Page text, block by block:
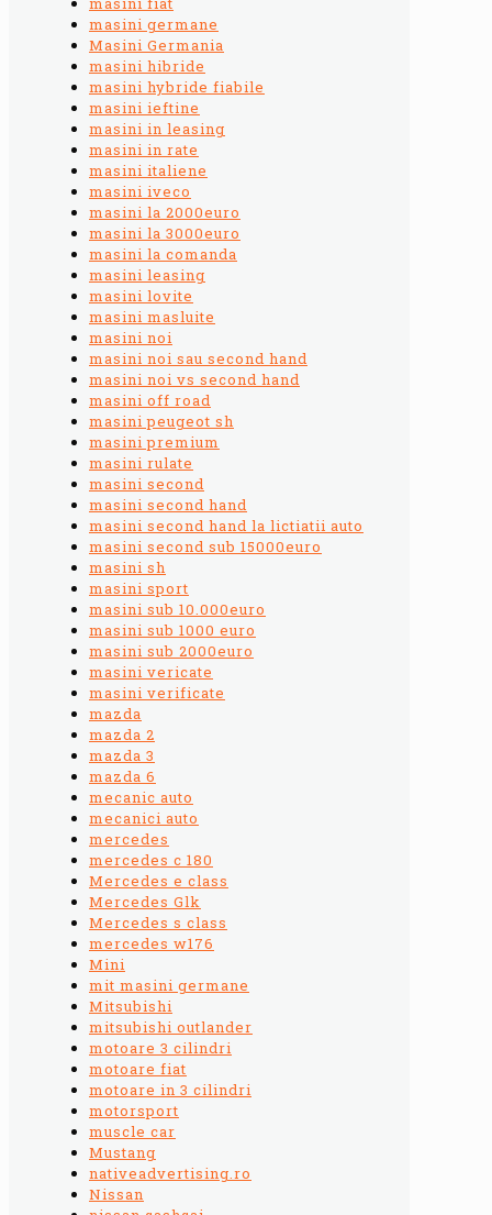
masini germane
Masini Germania
masini hibride
masini hybride fiabile
masini ieftine
masini in leasing
masini in rate
masini italiene
masini iveco
masini la 2000euro
masini la 3000euro
masini la comanda
masini leasing
masini lovite
masini masluite
masini noi
masini noi sau second hand
masini noi vs second hand
masini off road
masini peugeot sh
masini premium
masini rulate
masini second
masini second hand
masini second hand la lictiatii auto
masini second sub 15000euro
masini sh
masini sport
masini sub 10.000euro
masini sub 1000 euro
masini sub 2000euro
masini vericate
masini verificate
mazda
mazda 2
mazda 3
mazda 6
mecanic auto
mecanici auto
mercedes
mercedes c 180
Mercedes e class
Mercedes Glk
Mercedes s class
mercedes w176
Mini
mit masini germane
Mitsubishi
mitsubishi outlander
motoare 3 cilindri
motoare fiat
motoare in 3 cilindri
motorsport
muscle car
Mustang
nativeadvertising.ro
Nissan